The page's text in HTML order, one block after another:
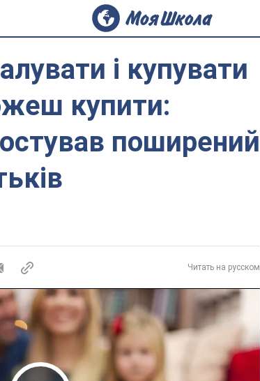
і купувати
купити:
поширений
Читать на русском